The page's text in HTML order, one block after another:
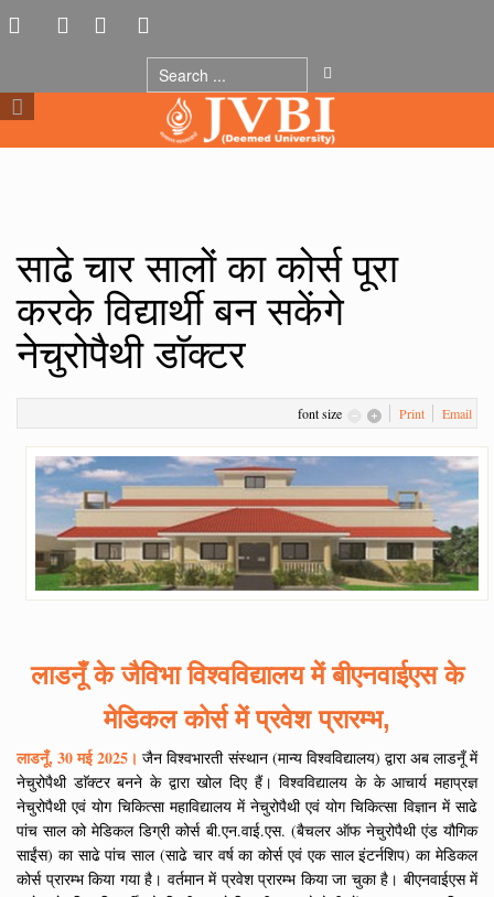
साढे चार सालों का कोर्स पूरा
करके विद्यार्थी बन सकेंगे
नेचुरोपैथी डाॅक्टर
font size Print Email
लाडनूँ के जैविभा विश्वविद्यालय में बीएनवाईएस के
मेडिकल कोर्स में प्रवेश प्रारम्भ,
लाडनूँ, 30 मई 2025। जैन विश्वभारती संस्थान (मान्य विश्वविद्यालय) द्वारा अब लाडनूँ में
नेचुरोपैथी डाॅक्टर बनने के द्वारा खोल दिए हैं। विश्वविद्यालय के के आचार्य महाप्रज्ञ
नेचुरोपैथी एवं योग चिकित्सा महाविद्यालय में नेचुरोपैथी एवं योग चिकित्सा विज्ञान में साढे
पांच साल को मेडिकल डिग्री कोर्स बी.एन.वाई.एस. (बैचलर ऑफ नेचुरोपैथी एंड यौगिक
साईंस) का साढे पांच साल (साढे चार वर्ष का कोर्स एवं एक साल इंटर्नशिप) का मेडिकल
कोर्स प्रारम्भ किया गया है। वर्तमान में प्रवेश प्रारम्भ किया जा चुका है। बीएनवाईएस में